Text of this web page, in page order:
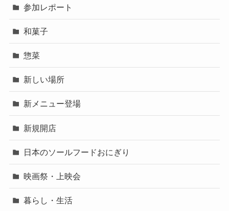
参加レポート
和菓子
惣菜
新しい場所
新メニュー登場
新規開店
日本のソールフードおにぎり
映画祭・上映会
暮らし・生活